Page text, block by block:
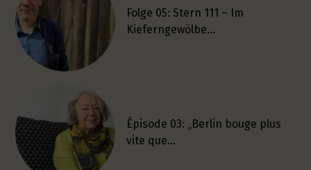
Folge 05: Stern 111 – Im
Kieferngewölbe…
Épisode 03: „Berlin bouge plus
vite que…